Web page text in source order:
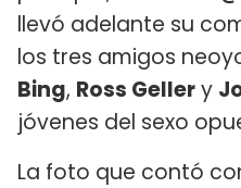
llevó adelante su
los tres amigos
Bing, Ross Gellery
jóvenes del sexo
La foto que contó